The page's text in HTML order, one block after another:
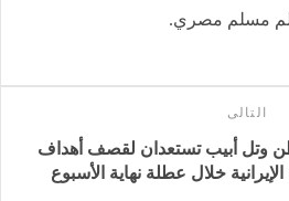
التالى
وتل أبيب تستعدان لقصف أهداف
خلال عطلة نهاية الأسبوع